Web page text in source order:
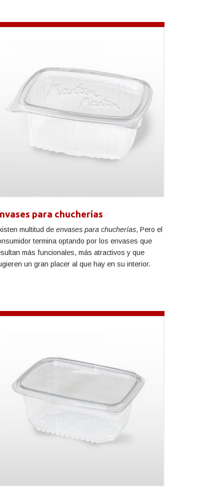
para chucherías
multitud de envases para chucherías, Pero el
termina optando por los envases que
más funcionales, más atractivos y que
un gran placer al que hay en su interior.